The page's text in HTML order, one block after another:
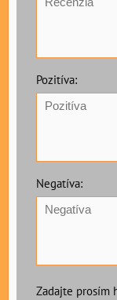
Pozitíva:
Negatíva:
Zadajte prosím